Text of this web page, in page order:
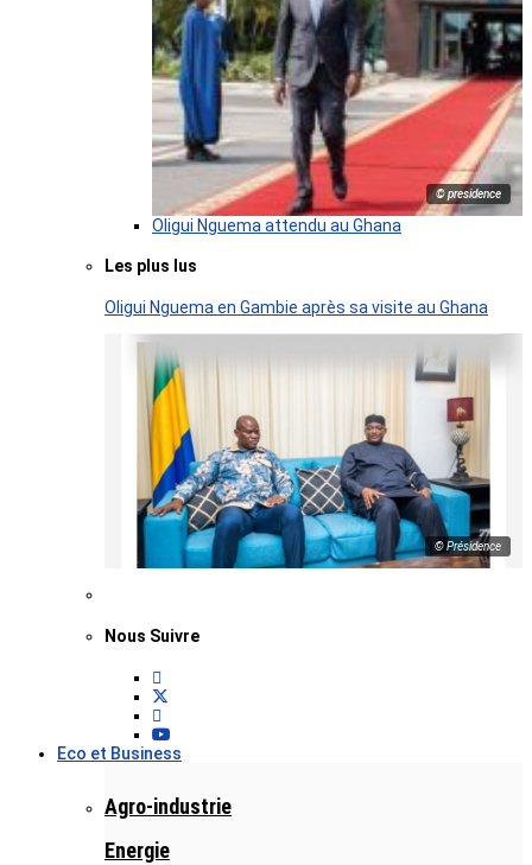
© presidence
Oligui Nguema attendu au Ghana
Les plus lus
Oligui Nguema en Gambie après sa visite au Ghana
© Présidence
Nous Suivre
Eco et Business
Agro-industrie
Energie